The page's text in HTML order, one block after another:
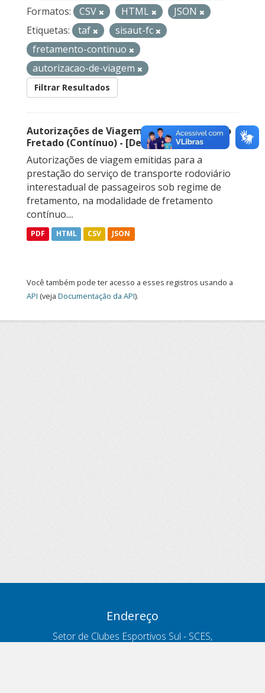
Formatos:
CSV HTML
JSON
Etiquetas:
taf
sisaut-fc
fretamento-continuo
autorizacao-de-viagem
Filtrar Resultados
Autorizações de Viagem Nacional – Serviço
Fretado (Contínuo) - [Descontinuado]
Autorizações de viagem emitidas para a
prestação do serviço de transporte rodoviário
interestadual de passageiros sob regime de
fretamento, na modalidade de fretamento
contínuo....
PDF HTML CSV JSON
Você também pode ter acesso a esses registros usando a
API (veja Documentação da API).
Endereço
Setor de Clubes Esportivos Sul - SCES,